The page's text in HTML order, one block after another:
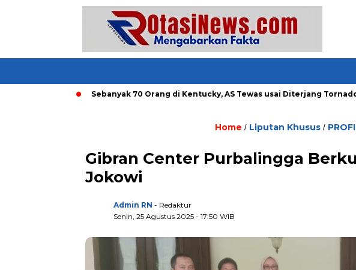
Sebanyak 70 Orang di Kentucky, AS Tewas usai Diterjang Tornado
Home / Liputan Khusus /
Gibran Center Purbalingga
Jokowi
Admin RN - Redaktur
Senin, 25 Agustus 2025 - 17:50 WIB